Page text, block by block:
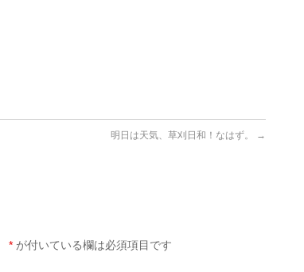
明日は天気、草刈日和！なはず。 →
* が付いている欄は必須項目です